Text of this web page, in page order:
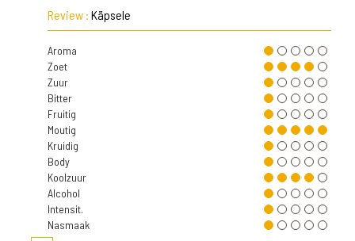
Review : Käpsele
Aroma
Zoet
Zuur
Bitter
Fruitig
Moutig
Kruidig
Body
Koolzuur
Alcohol
Intensit.
Nasmaak